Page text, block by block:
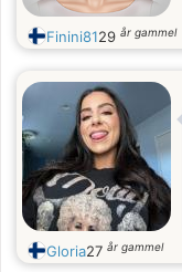
Finini8129 år gammel
Gloria27 år gammel